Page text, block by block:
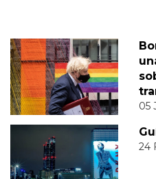
05
24